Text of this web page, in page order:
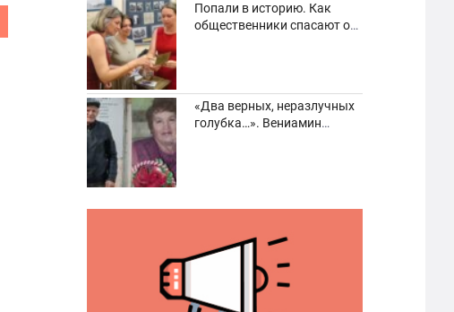
Попали в историю. Как
общественники спасают от
«Два верных, неразлучных
голубка…». Вениамин